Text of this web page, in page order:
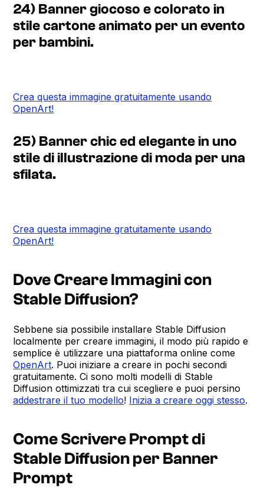
24) Banner giocoso e colorato in
stile cartone animato per un evento
per bambini.
Crea questa immagine gratuitamente usando
OpenArt!
25) Banner chic ed elegante in uno
stile di illustrazione di moda per una
sfilata.
Crea questa immagine gratuitamente usando
OpenArt!
Dove Creare Immagini con
Stable Diffusion?
Sebbene sia possibile installare Stable Diffusion
localmente per creare immagini, il modo più rapido e
semplice è utilizzare una piattaforma online come
OpenArt. Puoi iniziare a creare in pochi secondi
gratuitamente. Ci sono molti modelli di Stable
Diffusion ottimizzati tra cui scegliere e puoi persino
addestrare il tuo modello! Inizia a creare oggi stesso.
Come Scrivere Prompt di
Stable Diffusion per Banner
Prompt